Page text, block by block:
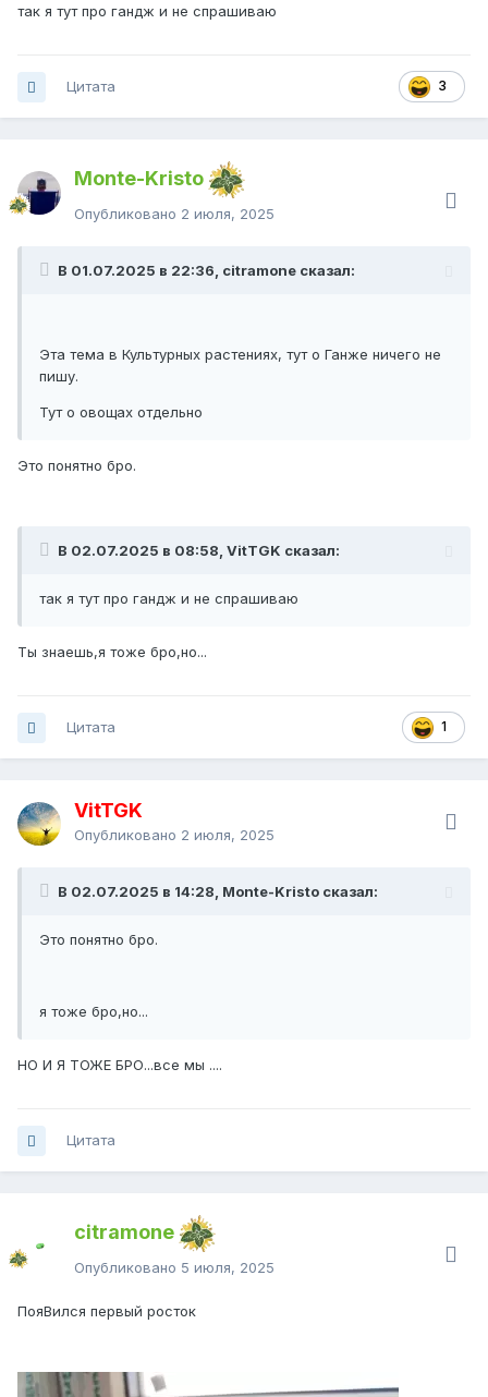
так я тут про гандж и не спрашиваю
3
Цитата
Monte-Kristo
Опубликовано 2 июля, 2025
В 01.07.2025 в 22:36, citramone сказал:
Эта тема в Культурных растениях, тут о Ганже ничего не
пишу.
Тут о овощах отдельно
Это понятно бро.
В 02.07.2025 в 08:58, VitTGK сказал:
так я тут про гандж и не спрашиваю
Ты знаешь,я тоже бро,но...
1
Цитата
VitTGK
Опубликовано 2 июля, 2025
В 02.07.2025 в 14:28, Monte-Kristo сказал:
Это понятно бро.
я тоже бро,но...
НО И Я ТОЖЕ БРО...все мы ....
Цитата
citramone
Опубликовано 5 июля, 2025
ПояВился первый росток